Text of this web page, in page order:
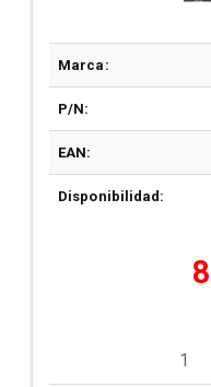
Marca:
P/N:
EAN:
Disponibilidad: